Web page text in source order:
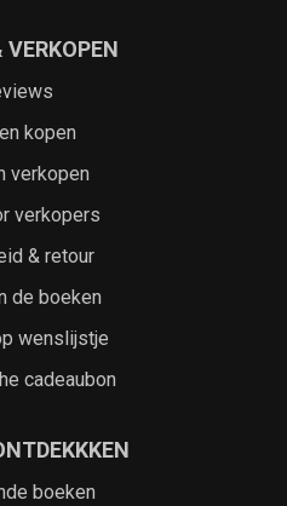
VERKOPEN
kopen
verkopen
verkopers
& retour
de boeken
wenslijstje
cadeaubon
boeken